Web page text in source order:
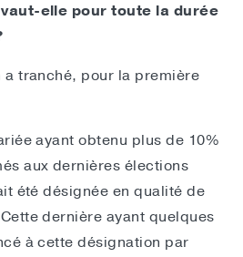
elle pour toute la durée
a tranché, pour la première
ayant obtenu plus de 10%
aux dernières élections
été désignée en qualité de
dernière ayant quelques
à cette désignation par